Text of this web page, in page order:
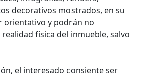
decorativos mostrados, en su
orientativo y podrán no
física del inmueble, salvo
el interesado consiente ser